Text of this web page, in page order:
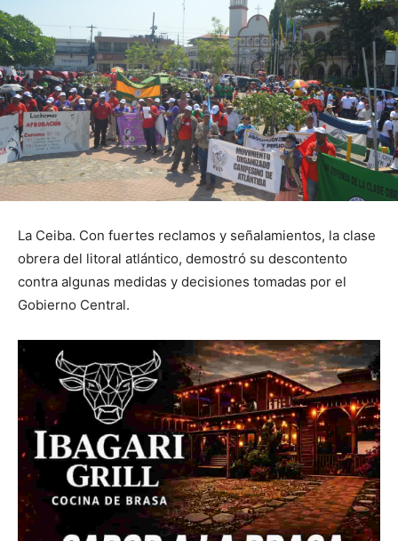
La Ceiba. Con fuertes reclamos y señalamientos, la clase
obrera del litoral atlántico, demostró su descontento
contra algunas medidas y decisiones tomadas por el
Gobierno Central.